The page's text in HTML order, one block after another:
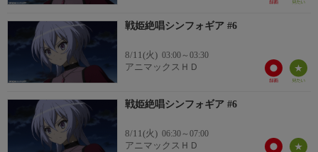
戦姫絶唱シンフォギア #6
8/11(火) 03:00～03:30
アニマックスＨＤ
戦姫絶唱シンフォギア #6
8/11(火) 06:30～07:00
アニマックスＨＤ